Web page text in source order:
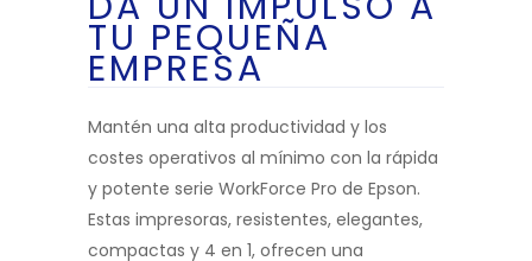
TU PEQUEÑA
EMPRESA
Mantén una alta productividad y los
costes operativos al mínimo con la rápida
y potente serie WorkForce Pro de Epson.
Estas impresoras, resistentes, elegantes,
compactas y 4 en 1, ofrecen una